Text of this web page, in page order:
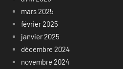
mars 2025
février 2025
janvier 2025
décembre 2024
novembre 2024